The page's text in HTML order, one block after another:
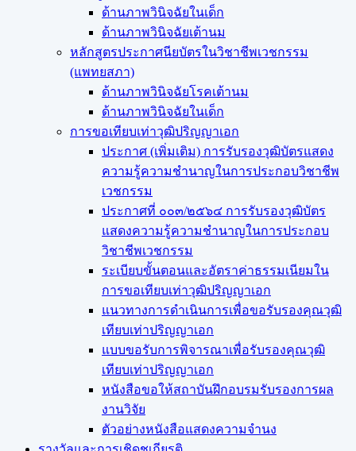
ด้านภาพวินิจฉัยในเด็ก
ด้านภาพวินิจฉัยเต้านม
หลักสูตรประกาศนียบัตรในวิชาชีพเวชกรรม
(แพทยสภา)
ด้านภาพวินิจฉัยโรคเต้านม
ด้านภาพวินิจฉัยในเด็ก
การขอเทียบเท่า​วุฒิปริญญา​เอก
ประกาศ (เพิ่มเติม) การรับรองวุฒิบัตรแสดง
ความรู้ความชำนาญในการประกอบวิชาชีพ
เวชกรรม
ประกาศที่ ๐๐๓/๒๕๖๔ การรับรองวุฒิบัตร
แสดงความรู้ความชำนาญในการประกอบ
วิชาชีพเวชกรรม
ระเบียบขั้นตอนและอัตราค่าธรรมเนียมใน
การขอเทียบเท่าวุฒิปริญญาเอก
แนวทางการดำเนินการเพื่อขอรับรองคุณวุฒิ
เทียบเท่าปริญญาเอก
แบบขอรับการพิจารณาเพื่อรับรองคุณวุฒิ
เทียบเท่าปริญญาเอก
หนังสือขอให้สถาบันฝึกอบรมรับรองการผล
งานวิจัย
ตัวอย่างหนังสือแสดงความจำนง